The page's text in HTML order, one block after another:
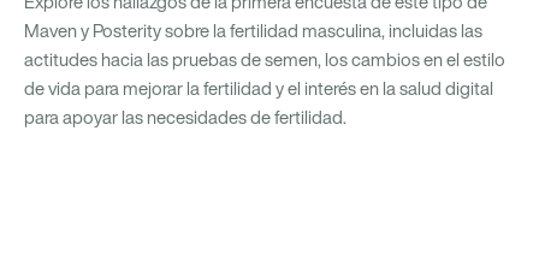
Maven y Posterity sobre la fertilidad masculina, incluidas las
actitudes hacia las pruebas de semen, los cambios en el estilo
de vida para mejorar la fertilidad y el interés en la salud digital
para apoyar las necesidades de fertilidad.